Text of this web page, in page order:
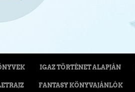
IGAZ TÖRTÉNET ALAPJÁN
FANTASY KÖNYVAJÁNLÓK